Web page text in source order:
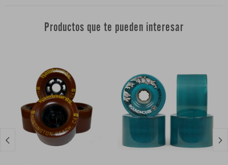
Productos que te pueden interesar
 